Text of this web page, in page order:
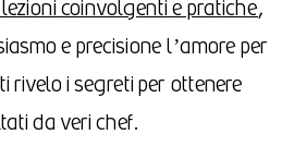
coinvolgenti e pratiche,
e precisione l’amore per
rivelo i segreti per ottenere
da veri chef.